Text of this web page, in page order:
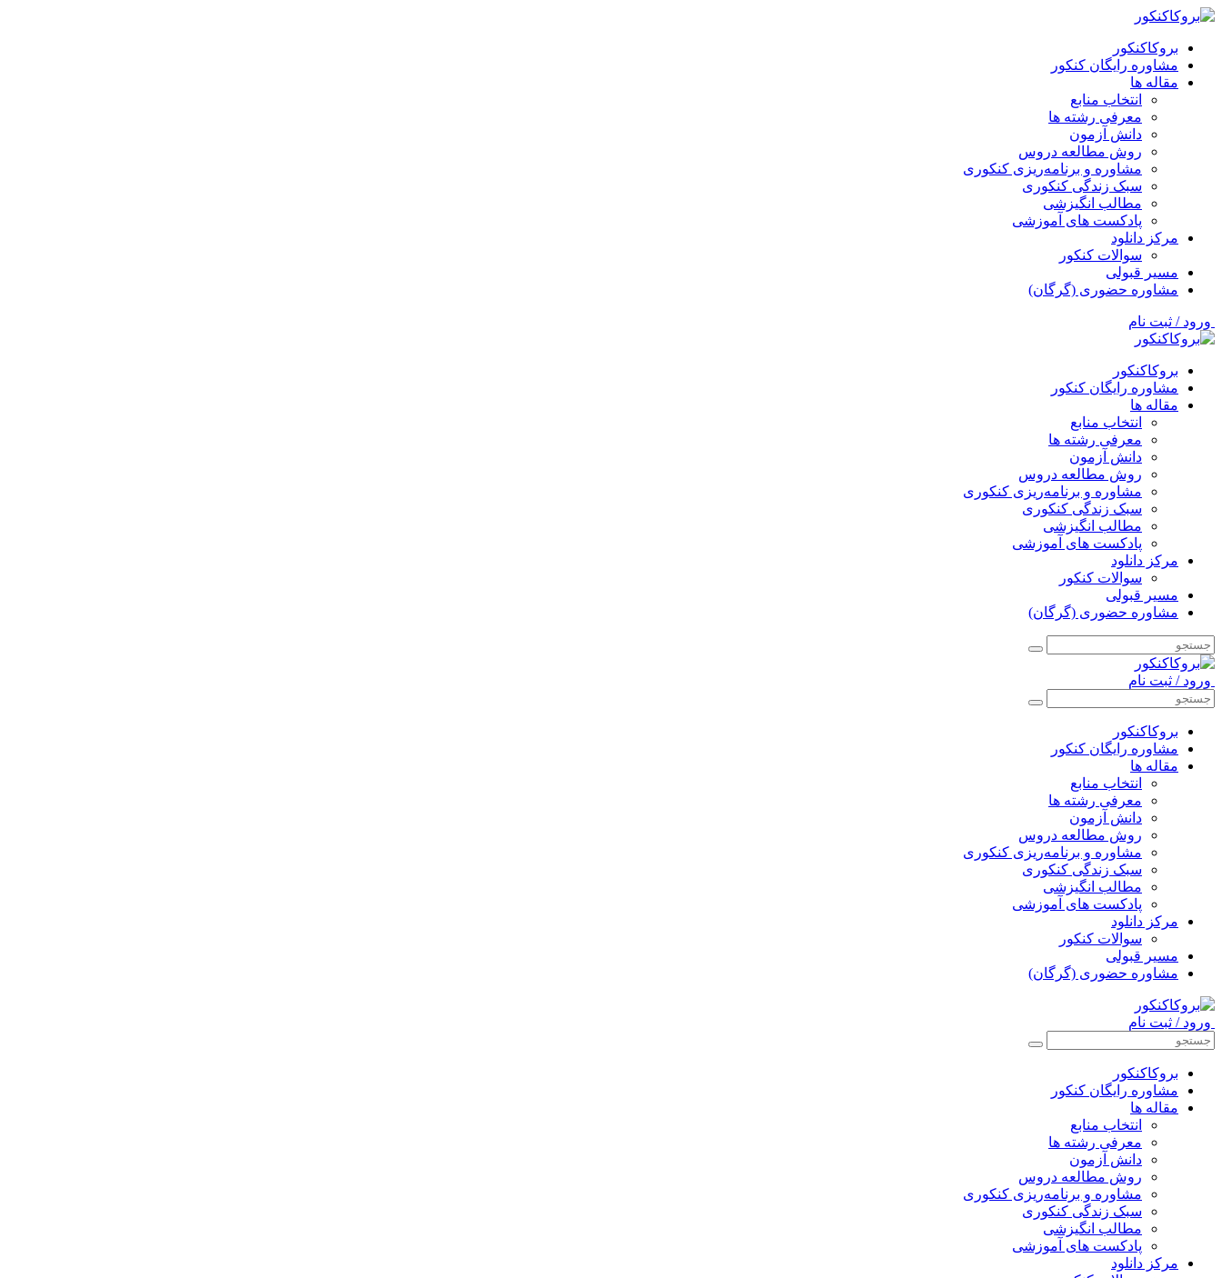
بروکاکنکور
مشاوره رایگان کنکور
مقاله ها
انتخاب منابع
معرفی رشته ها
دانش آزمون
روش مطالعه دروس
مشاوره و برنامه‌ریزی کنکوری
سبک زندگی کنکوری
مطالب انگیزشی
پادکست های آموزشی
مرکز دانلود
سوالات کنکور
مسیر قبولی
مشاوره حضوری (گرگان)
ورود / ثبت نام
بروکاکنکور
مشاوره رایگان کنکور
مقاله ها
انتخاب منابع
معرفی رشته ها
دانش آزمون
روش مطالعه دروس
مشاوره و برنامه‌ریزی کنکوری
سبک زندگی کنکوری
مطالب انگیزشی
پادکست های آموزشی
مرکز دانلود
سوالات کنکور
مسیر قبولی
مشاوره حضوری (گرگان)
ورود / ثبت نام
بروکاکنکور
مشاوره رایگان کنکور
مقاله ها
انتخاب منابع
معرفی رشته ها
دانش آزمون
روش مطالعه دروس
مشاوره و برنامه‌ریزی کنکوری
سبک زندگی کنکوری
مطالب انگیزشی
پادکست های آموزشی
مرکز دانلود
سوالات کنکور
مسیر قبولی
مشاوره حضوری (گرگان)
ورود / ثبت نام
بروکاکنکور
مشاوره رایگان کنکور
مقاله ها
انتخاب منابع
معرفی رشته ها
دانش آزمون
روش مطالعه دروس
مشاوره و برنامه‌ریزی کنکوری
سبک زندگی کنکوری
مطالب انگیزشی
پادکست های آموزشی
مرکز دانلود